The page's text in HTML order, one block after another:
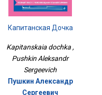
Капитанская Дочка
Kapitanskaia dochka ,
Pushkin Aleksandr
Sergeevich
Пушкин Александр
Сергеевич